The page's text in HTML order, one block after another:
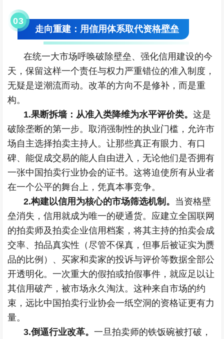
03
走向重建：用信用体系取代资格壁垒
在统一大市场呼唤破除壁垒、强化信用建设的今
天，保留这样一个责任与权力严重错位的准入制度，
无疑是逆潮流而动。改革的方向不是修补，而是重
构。
1.果断拆墙：从准入类降维为水平评价类。这是
破除垄断的第一步。取消强制性的执业门槛，允许市
场自主选择拍卖主持人。让那些真正有眼力、有口
碑、能促成交易的能人自由进入，无论他们是否拥有
一张中国拍卖行业协会的证书。这将迫使所有从业者
在一个公平的舞台上，凭真本事竞争。
2.构建以信用为核心的市场筛选机制。 当资格壁
垒消失，信用就成为唯一的硬通货。应建立全国联网
的拍卖师及拍卖企业信用档案，将其主持的拍卖会成
交率、拍品真实性（尽管不保真，但事后被证实为赝
品的比例）、买家和卖家的投诉与评价等数据全部公
开透明化。一次重大的假拍或拍假事件，就应足以让
其信用破产，被市场永久淘汰。这种来自市场的约
束，远比中国拍卖行业协会一纸空洞的资格证更有力
量。
3.倒逼行业改革。一旦拍卖师的铁饭碗被打破，